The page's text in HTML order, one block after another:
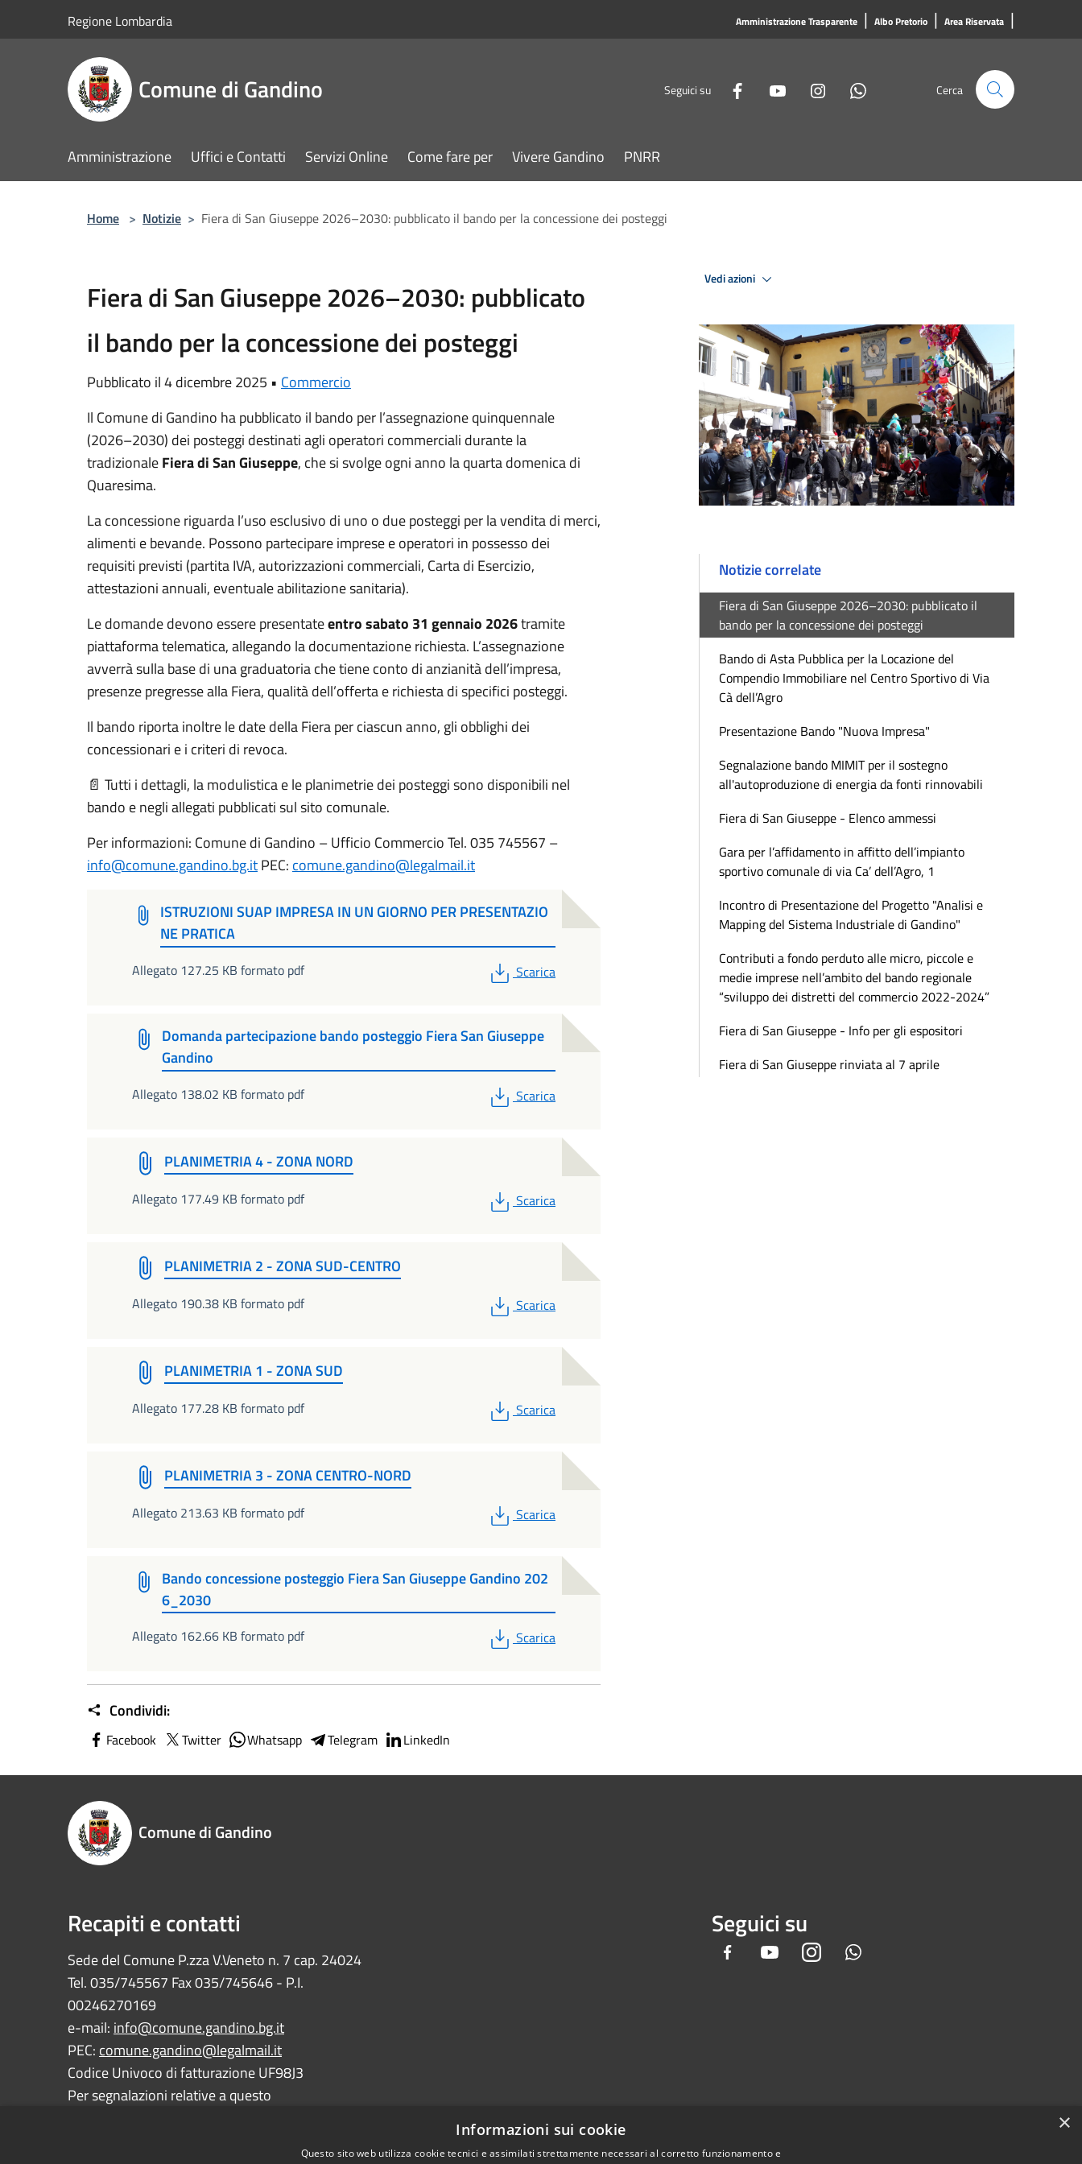
Regione Lombardia Amministrazione Trasparente | Albo Pretorio | Area Riservata |
Comune di Gandino Seguici su Cerca
Amministrazione Uffici e Contatti Servizi Online Come fare per Vivere Gandino PNRR
Home > Notizie > Fiera di San Giuseppe 2026–2030: pubblicato il bando per la concessione dei posteggi
Fiera di San Giuseppe 2026–2030: pubblicato
il bando per la concessione dei posteggi
Pubblicato il 4 dicembre 2025 • Commercio
Il Comune di Gandino ha pubblicato il bando per l’assegnazione quinquennale
(2026–2030) dei posteggi destinati agli operatori commerciali durante la
tradizionaleFiera di San Giuseppe, che si svolge ogni anno la quarta domenica di
Quaresima.
La concessione riguarda l’uso esclusivo di uno o due posteggi per la vendita di merci,
alimenti e bevande. Possono partecipare imprese e operatori in possesso dei
requisiti previsti (partita IVA, autorizzazioni commerciali, Carta di Esercizio,
attestazioni annuali, eventuale abilitazione sanitaria).
Le domande devono essere presentateentro sabato 31 gennaio 2026tramite
piattaforma telematica, allegando la documentazione richiesta. L’assegnazione
avverrà sulla base di una graduatoria che tiene conto di anzianità dell’impresa,
presenze pregresse alla Fiera, qualità dell’offerta e richiesta di specifici posteggi.
Il bando riporta inoltre le date della Fiera per ciascun anno, gli obblighi dei
concessionari e i criteri di revoca.
📄 Tutti i dettagli, la modulistica e le planimetrie dei posteggi sono disponibili nel
bando e negli allegati pubblicati sul sito comunale.
Per informazioni: Comune di Gandino – Ufficio Commercio Tel. 035 745567 –
info@comune.gandino.bg.itPEC: comune.gandino@legalmail.it
ISTRUZIONI SUAP IMPRESA IN UN GIORNO PER PRESENTAZIO
NE PRATICA
Allegato 127.25 KB formato pdf PDF
Scarica
Domanda partecipazione bando posteggio Fiera San Giuseppe
Gandino
Allegato 138.02 KB formato pdf PDF
Scarica
PLANIMETRIA 4 - ZONA NORD
Allegato 177.49 KB formato pdf PDF
Scarica
PLANIMETRIA 2 - ZONA SUD-CENTRO
Allegato 190.38 KB formato pdf PDF
Scarica
PLANIMETRIA 1 - ZONA SUD
Allegato 177.28 KB formato pdf PDF
Scarica
PLANIMETRIA 3 - ZONA CENTRO-NORD
Allegato 213.63 KB formato pdf PDF
Scarica
Bando concessione posteggio Fiera San Giuseppe Gandino 202
6_2030
Allegato 162.66 KB formato pdf PDF
Scarica
Condividi:
Facebook Twitter Whatsapp Telegram LinkedIn
Vedi azioni
Notizie correlate
Fiera di San Giuseppe 2026–2030: pubblicato il
bando per la concessione dei posteggi
Bando di Asta Pubblica per la Locazione del
Compendio Immobiliare nel Centro Sportivo di Via
Cà dell’Agro
Presentazione Bando "Nuova Impresa"
Segnalazione bando MIMIT per il sostegno
all'autoproduzione di energia da fonti rinnovabili
Fiera di San Giuseppe - Elenco ammessi
Gara per l’affidamento in affitto dell’impianto
sportivo comunale di via Ca’ dell’Agro, 1
Incontro di Presentazione del Progetto "Analisi e
Mapping del Sistema Industriale di Gandino"
Contributi a fondo perduto alle micro, piccole e
medie imprese nell’ambito del bando regionale
“sviluppo dei distretti del commercio 2022-2024”
Fiera di San Giuseppe - Info per gli espositori
Fiera di San Giuseppe rinviata al 7 aprile
Comune di Gandino
Recapiti e contatti
Sede del Comune P.zza V.Veneto n. 7 cap. 24024
Tel. 035/745567 Fax 035/745646 - P.I.
00246270169
e-mail:info@comune.gandino.bg.it
PEC:comune.gandino@legalmail.it
Codice Univoco di fatturazione UF98J3
Per segnalazioni relative a questo
Seguici su
Facebook YoutubeInstagram
×
Informazioni sui cookie
Questo sito web utilizza cookie tecnici e assimilati strettamente necessari al corretto funzionamento e